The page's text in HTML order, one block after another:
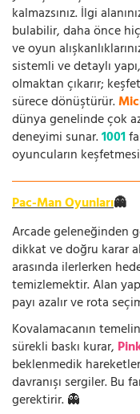
kalmazsınız. İlgi
bulabilir, daha önce
ve oyun
sistemli ve detaylı
olmaktan çıkarır;
sürece dönüştürür.
dünya genelinde çok
deneyimi sunar.1001
oyuncuların
Pac-Man Oyunları👻
Arcade geleneğinden
dikkat ve doğru karar
arasında ilerlerken
temizlemektir. Alan
payı azalır ve rota
Kovalamacanın
sürekli baskı kurar,
beklenmedik
davranışı sergiler. Bu
gerektirir. 👻